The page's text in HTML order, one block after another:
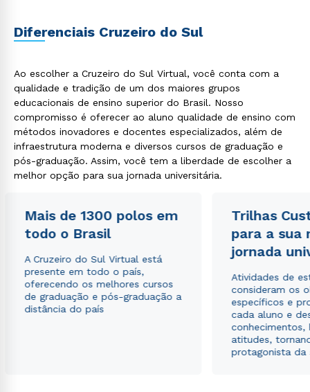
Diferenciais Cruzeiro do Sul
Ao escolher a Cruzeiro do Sul Virtual, você conta com a
qualidade e tradição de um dos maiores grupos
educacionais de ensino superior do Brasil. Nosso
compromisso é oferecer ao aluno qualidade de ensino com
métodos inovadores e docentes especializados, além de
infraestrutura moderna e diversos cursos de graduação e
pós-graduação. Assim, você tem a liberdade de escolher a
melhor opção para sua jornada universitária.
Mais de 1300 polos em
todo o Brasil
A Cruzeiro do Sul Virtual está
presente em todo o país,
oferecendo os melhores cursos
de graduação e pós-graduação a
distância do país
Trilhas
para a sua
jornada
Atividades de
consideram os
específicos e
cada aluno e
conhecimentos,
atitudes,
protagonista da